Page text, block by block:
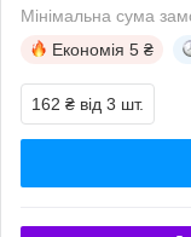
Мінімальна сума
Економія 5 ₴
162 ₴ від 3 шт.